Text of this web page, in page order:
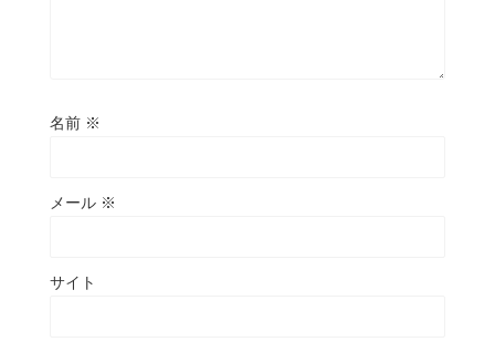
名前 ※
メール ※
サイト